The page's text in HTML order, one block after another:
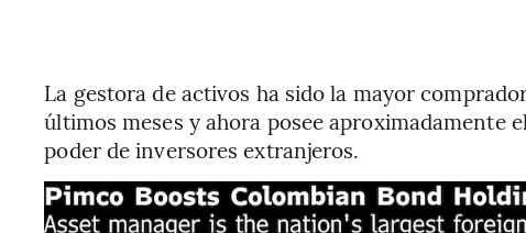
La gestora de activos ha sido la mayor
últimos meses y ahora posee aproximadamente
poder de inversores extranjeros.